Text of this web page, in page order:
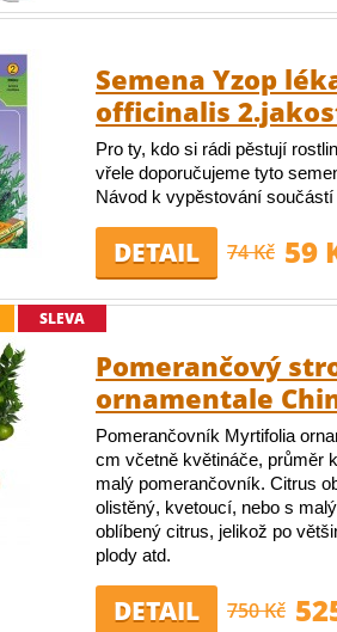
Semena Yzop
officinalis
Pro ty, kdo si rádi pěstují
vřele doporučujeme tyto
Návod k vypěstování
DETAIL 74 Kč 59
SLEVA
Pomerančový
ornamentale
Pomerančovník Myrtifolia
cm včetně květináče, průměr
malý pomerančovník. Citrus
olistěný, kvetoucí, nebo s
oblíbený citrus, jelikož po
plody atd.
DETAIL 750 Kč